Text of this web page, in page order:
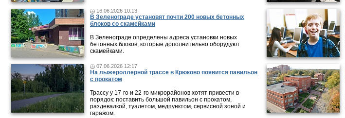
16.06.2026 10:13
В Зеленограде установят почти 200 новых бетонных
блоков со скамейками
В Зеленограде определены адреса установки новых
бетонных блоков, которые дополнительно оборудуют
скамейками.
07.06.2026 12:17
На лыжероллерной трассе в Крюково появится павильон
с прокатом
Трассу у 17-го и 22-го микрорайонов хотят привести в
порядок: поставить большой павильон с прокатом,
раздевалкой, туалетом, медпунктом, сервисной зоной и
гаражом.